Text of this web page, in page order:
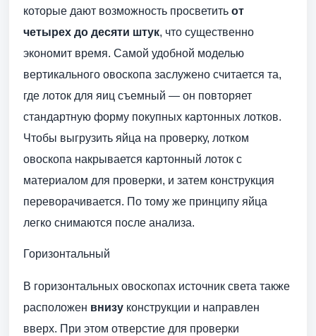
которые дают возможность просветить от
четырех до десяти штук, что существенно
экономит время. Самой удобной моделью
вертикального овоскопа заслужено считается та,
где лоток для яиц съемный — он повторяет
стандартную форму покупных картонных лотков.
Чтобы выгрузить яйца на проверку, лотком
овоскопа накрывается картонный лоток с
материалом для проверки, и затем конструкция
переворачивается. По тому же принципу яйца
легко снимаются после анализа.
Горизонтальный
В горизонтальных овоскопах источник света также
расположен внизу конструкции и направлен
вверх. При этом отверстие для проверки